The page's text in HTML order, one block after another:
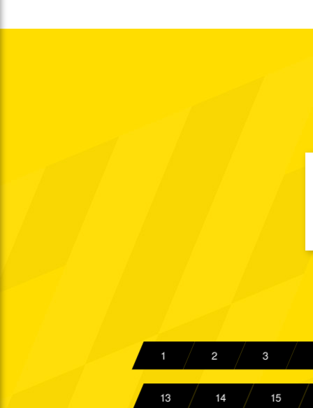
15:00 Uhr
Sa. 28.10.2000
Di. 31.10.2000
1 2 3
13 14 15